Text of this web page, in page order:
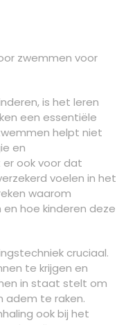
zwemmen voor
is het leren
een essentiële
helpt niet
en
ook voor dat
voelen in het
waarom
hoe kinderen deze
cruciaal.
te krijgen en
in staat stelt om
adem te raken.
ook bij het